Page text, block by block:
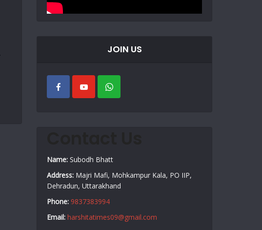
JOIN US
Name: Subodh Bhatt
Address: Majri Mafi, Mohkampur Kala, PO IIP,
Dehradun, Uttarakhand
Phone: 9837383994
Email: harshitatimes09@gmail.com